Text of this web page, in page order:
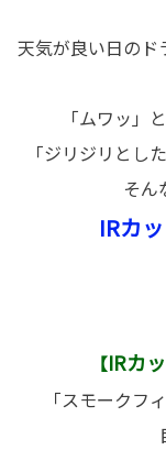
天気が良い日のド
「ムワッ」
「ジリジリとし
そん
IRカ
【IRカ
「スモークフ